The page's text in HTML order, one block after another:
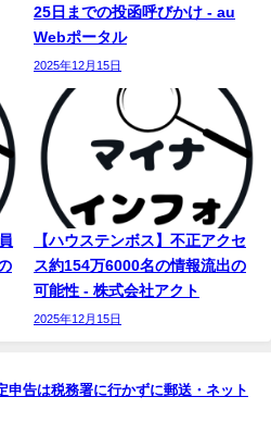
25日までの投函呼びかけ - au
Webポータル
2025年12月15日
【ハウステンボス】不正アクセ
ス約154万6000名の情報流出の
可能性 - 株式会社アクト
2025年12月15日
申告は税務署に行かずに郵送・ネット